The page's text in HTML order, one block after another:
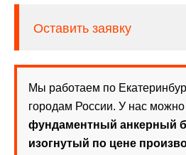
Оставить заявку
Мы работаем по
городам России. У нас
фундаментный анкерный
изогнутый по цене